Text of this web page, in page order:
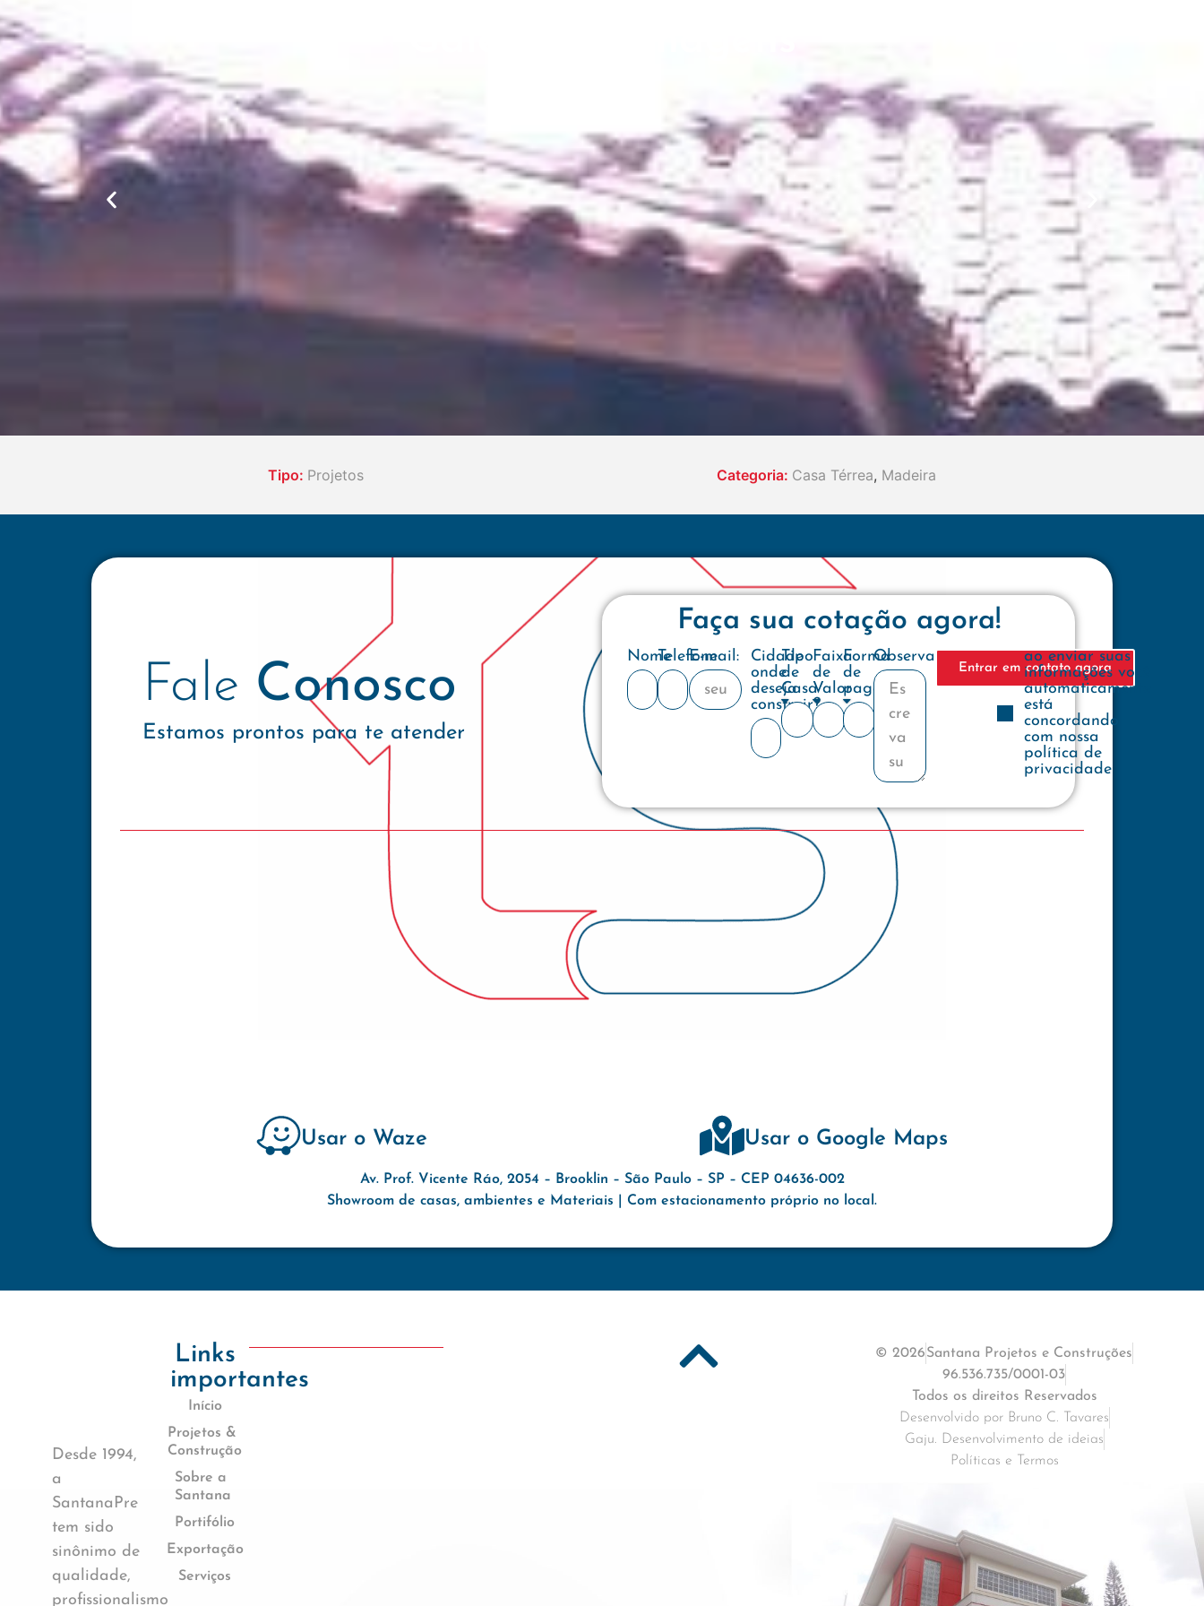
Tipo: Projetos Categoria: Casa Térrea, Madeira
Fale Conosco
Estamos prontos para te atender
Faça sua cotação agora!
NomeTelefone
E-mail:
Cidade
onde
deseja
construir?
Tipo
de
Casa
Faixa
de
Valor
Forma
de
pagamento
Observações
Entrar em contato agora
ao enviar suas
informações você
automaticamente
está
concordando
com nossa
política de
privacidade
Usar o Waze Usar o Google Maps
Av. Prof. Vicente Ráo, 2054 – Brooklin – São Paulo – SP – CEP 04636-002
Showroom de casas, ambientes e Materiais | Com estacionamento próprio no local.
Desde 1994,
a
SantanaPre
tem sido
sinônimo de
qualidade,
profissionalismo
Links
importantes
Início
Projetos &
Construção
Sobre a
Santana
Portifólio
Exportação
Serviços
© 2026Santana Projetos e Construções
96.536.735/0001-03
Todos os direitos Reservados
Desenvolvido por Bruno C. Tavares
Gaju. Desenvolvimento de ideias
Políticas e Termos